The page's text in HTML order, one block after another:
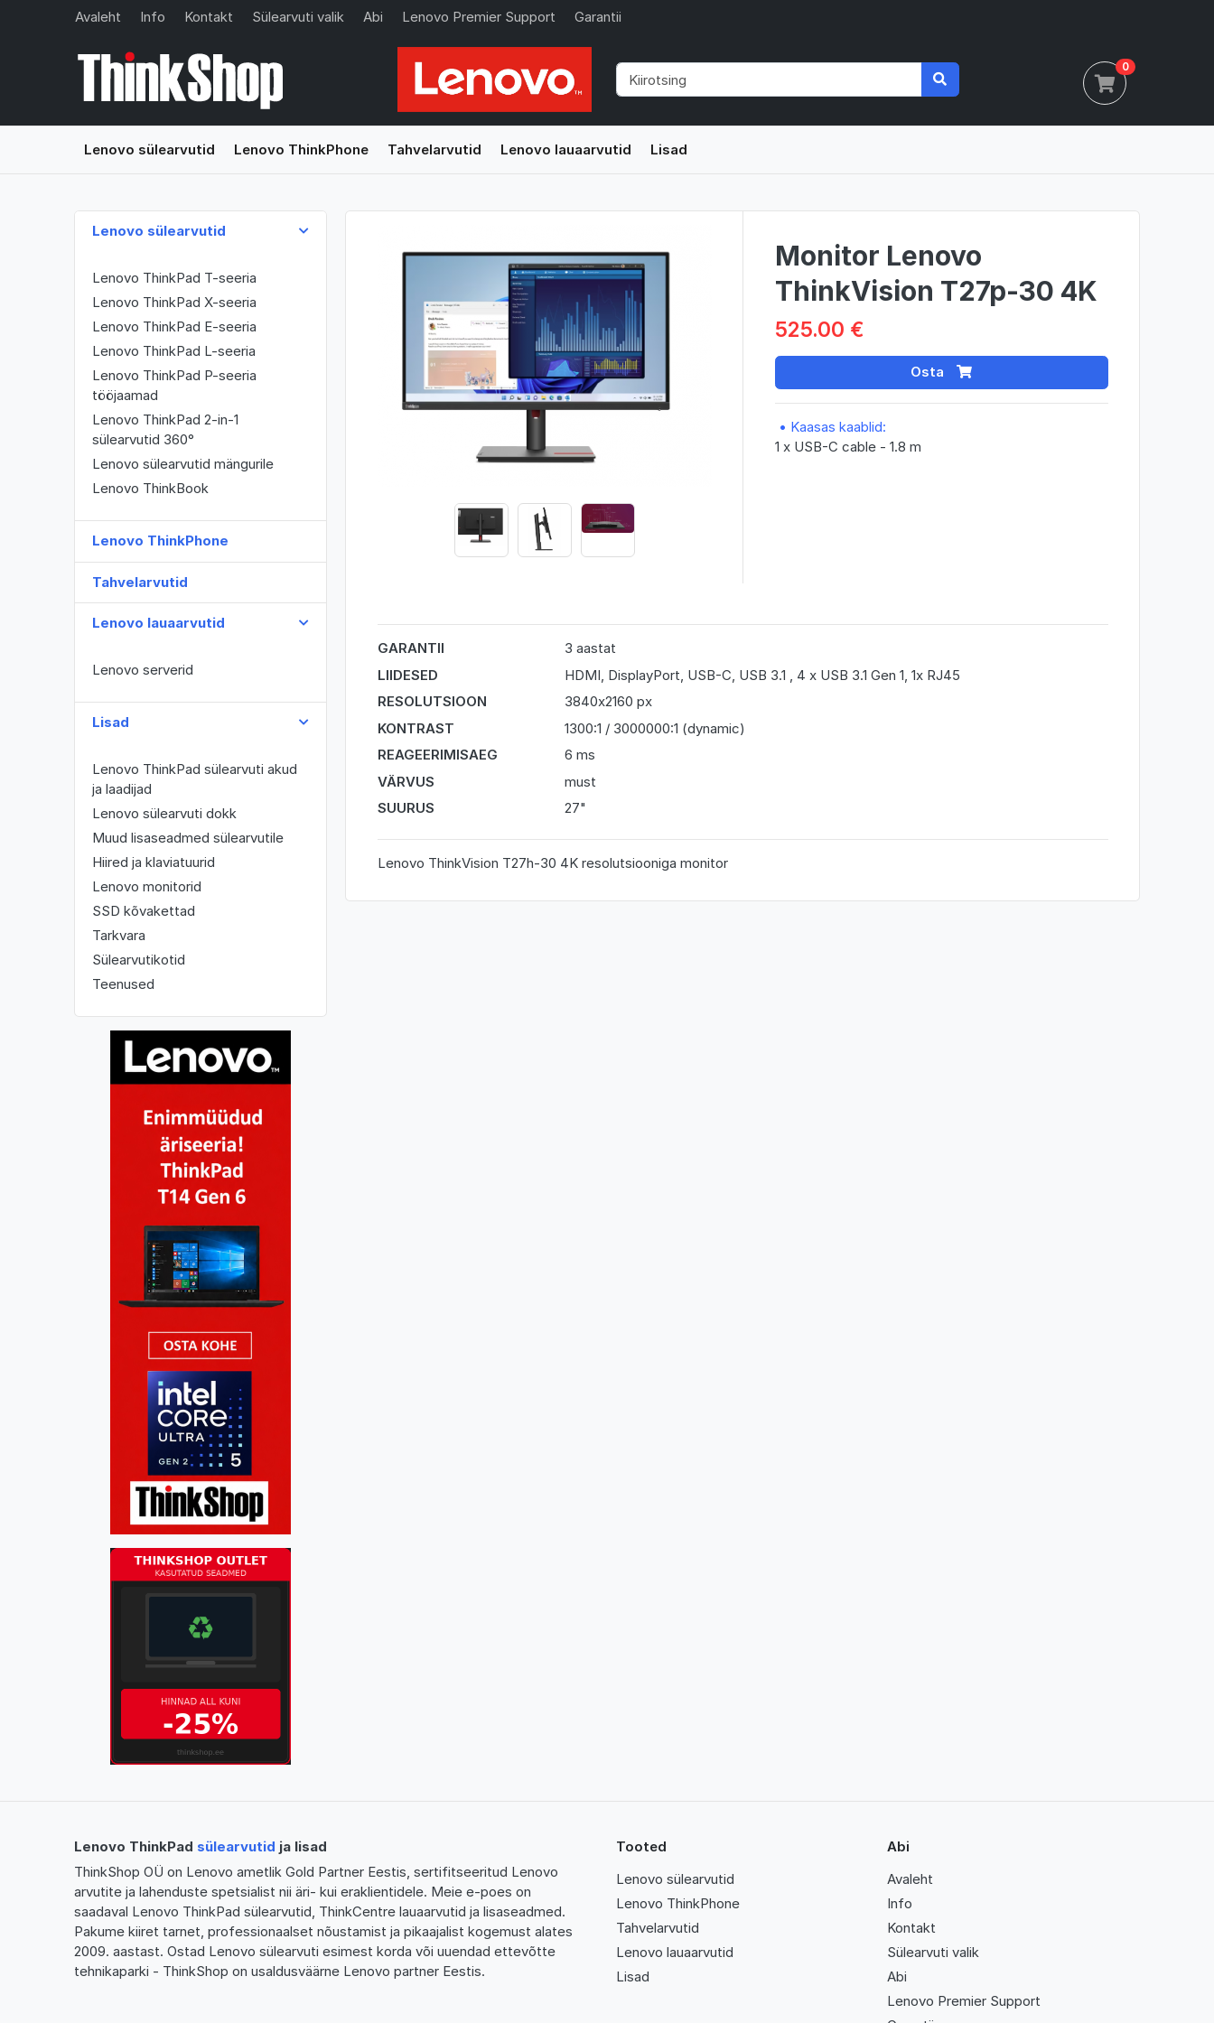
Avaleht Info Kontakt Sülearvuti valik Abi Lenovo Premier Support Garantii
0
Lenovo sülearvutid Lenovo ThinkPhone Tahvelarvutid Lenovo lauaarvutid Lisad
Lenovo sülearvutid
Lenovo ThinkPad T-seeria
Lenovo ThinkPad X-seeria
Lenovo ThinkPad E-seeria
Lenovo ThinkPad L-seeria
Lenovo ThinkPad P-seeria
tööjaamad
Lenovo ThinkPad 2-in-1
sülearvutid 360°
Lenovo sülearvutid mängurile
Lenovo ThinkBook
Lenovo ThinkPhone
Tahvelarvutid
Lenovo lauaarvutid
Lenovo serverid
Lisad
Lenovo ThinkPad sülearvuti akud
ja laadijad
Lenovo sülearvuti dokk
Muud lisaseadmed sülearvutile
Hiired ja klaviatuurid
Lenovo monitorid
SSD kõvakettad
Tarkvara
Sülearvutikotid
Teenused
Monitor Lenovo
ThinkVision T27p-30 4K
525.00 €
Osta
• Kaasas kaablid:
1 x USB-C cable - 1.8 m
GARANTII
3 aastat
LIIDESED
HDMI, DisplayPort, USB-C, USB 3.1 , 4 x USB 3.1 Gen 1, 1x RJ45
RESOLUTSIOON
3840x2160 px
KONTRAST
1300:1 / 3000000:1 (dynamic)
REAGEERIMISAEG
6 ms
VÄRVUS
must
SUURUS
27"
Lenovo ThinkVision T27h-30 4K resolutsiooniga monitor
Lenovo ThinkPad sülearvutid ja lisad
ThinkShop OÜ on Lenovo ametlik Gold Partner Eestis, sertifitseeritud Lenovo
arvutite ja lahenduste spetsialist nii äri- kui eraklientidele. Meie e-poes on
saadaval Lenovo ThinkPad sülearvutid, ThinkCentre lauaarvutid ja lisaseadmed.
Pakume kiiret tarnet, professionaalset nõustamist ja pikaajalist kogemust alates
2009. aastast. Ostad Lenovo sülearvuti esimest korda või uuendad ettevõtte
tehnikaparki - ThinkShop on usaldusväärne Lenovo partner Eestis.
Tooted
Lenovo sülearvutid
Lenovo ThinkPhone
Tahvelarvutid
Lenovo lauaarvutid
Lisad
Abi
Avaleht
Info
Kontakt
Sülearvuti valik
Abi
Lenovo Premier Support